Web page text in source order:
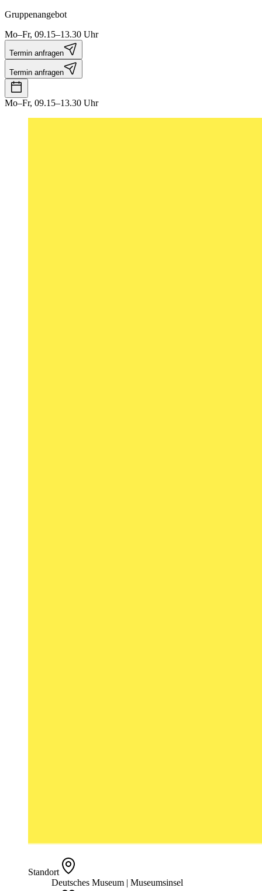
Gruppenangebot
Mo–Fr, 09.15–13.30 Uhr
Termin anfragen
Termin anfragen
Mo–Fr, 09.15–13.30 Uhr
Standort
Deutsches Museum | Museumsinsel